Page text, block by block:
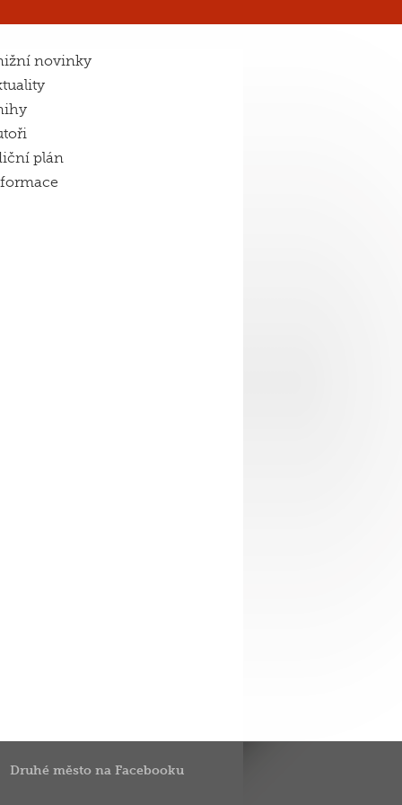
novinky
plán
Druhé město na Facebooku